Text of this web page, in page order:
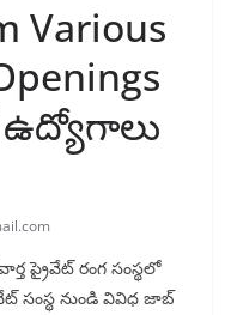
Various
ప్రైవేట్ రంగ సంస్థలో
సంస్థ నుండి వివిధ జాబ్